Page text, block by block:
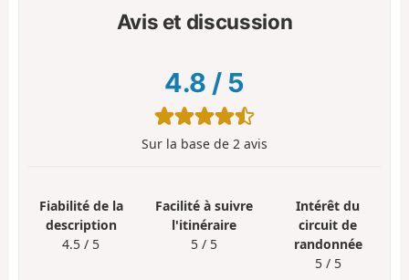
Avis et discussion
4.8 / 5
Sur la base de 2 avis
Fiabilité de la
description
4.5 / 5
Facilité à suivre
l'itinéraire
5 / 5
Intérêt du
circuit de
randonnée
5 / 5